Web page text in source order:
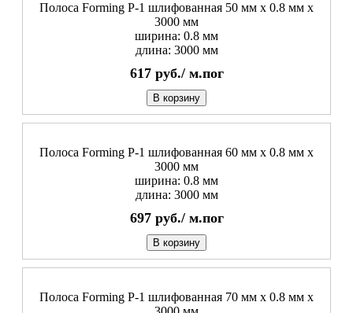
Полоса Forming P-1 шлифованная 50 мм x 0.8 мм х
3000 мм
ширина: 0.8 мм
длина: 3000 мм
617 руб./ м.пог
В корзину
Полоса Forming P-1 шлифованная 60 мм x 0.8 мм х
3000 мм
ширина: 0.8 мм
длина: 3000 мм
697 руб./ м.пог
В корзину
Полоса Forming P-1 шлифованная 70 мм x 0.8 мм х